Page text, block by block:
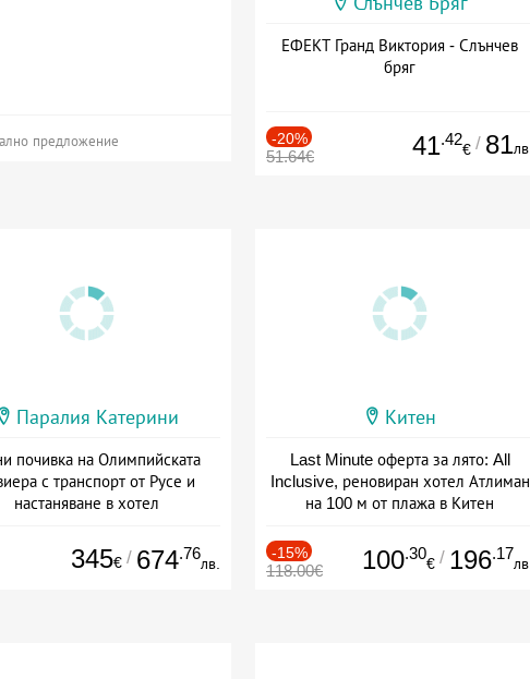
предложение
ЕФЕКТ Гранд Виктория - Слънчев
бряг
-20%
51.64€ 41.42
€ / 81лв.
Паралия Катерини
почивка на Олимпийската
с транспорт от Русе и
настаняване в хотел
345€ / 674.76
лв.
Китен
Last Minute оферта за лято: All
Inclusive, реновиран хотел Атлиман
на 100 м от плажа в Китен
-15%
118.00€ 100.30
€ / 196.17
лв.